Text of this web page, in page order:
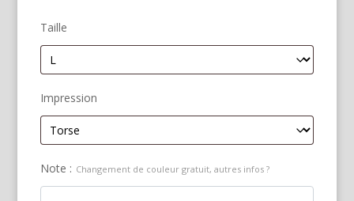
Taille
Impression
Note : Changement de couleur gratuit, autres infos ?